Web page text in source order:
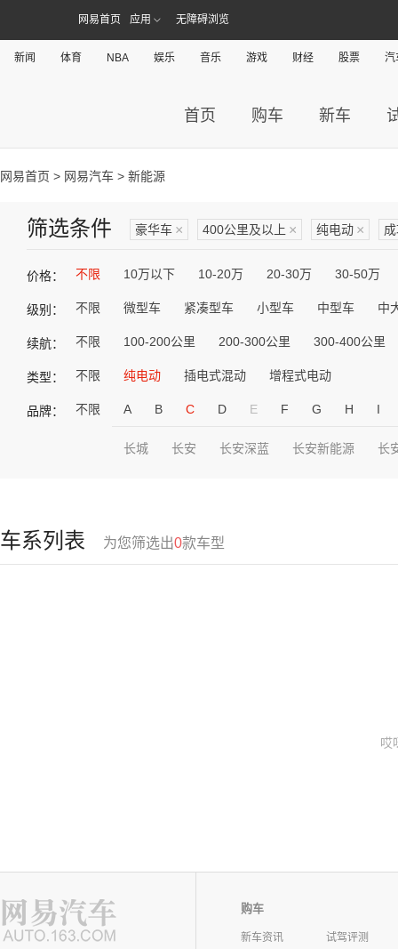
网易首页 应用 无障碍浏览
新闻 体育 NBA 娱乐 音乐 游戏 财经 股票 汽
首页 购车 新车
网易首页 > 网易汽车 > 新能源
筛选条件 豪华车 × 400公里及以上 × 纯电动 ×
价格： 不限 10万以下 10-20万 20-30万 30-50万
级别： 不限 微型车 紧凑型车 小型车 中型车 中
续航： 不限 100-200公里 200-300公里 300-400公里
类型： 不限 纯电动 插电式混动 增程式电动
品牌： 不限 A B C D E F G H I
长城 长安 长安深蓝 长安新能源 长
车系列表 为您筛选出0款车型
哎
购车
新车资讯
试驾评测